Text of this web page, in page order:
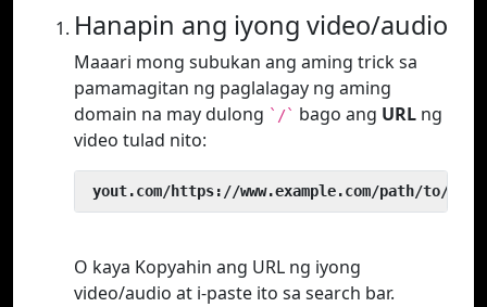
Hanapin ang iyong video/audio
Maaari mong subukan ang aming trick sa
pamamagitan ng paglalagay ng aming
domain na may dulong `/` bago ang URL ng
video tulad nito:
yout.com/https://www.example.com/path/to/
O kaya Kopyahin ang URL ng iyong
video/audio at i-paste ito sa search bar.